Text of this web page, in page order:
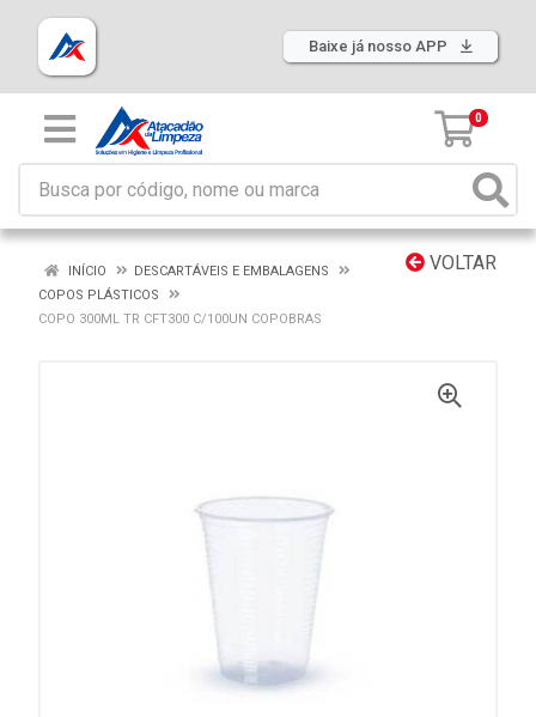
Baixe já nosso APP
0
VOLTAR
INÍCIO
DESCARTÁVEIS E EMBALAGENS
COPOS PLÁSTICOS
COPO 300ML TR CFT300 C/100UN COPOBRAS